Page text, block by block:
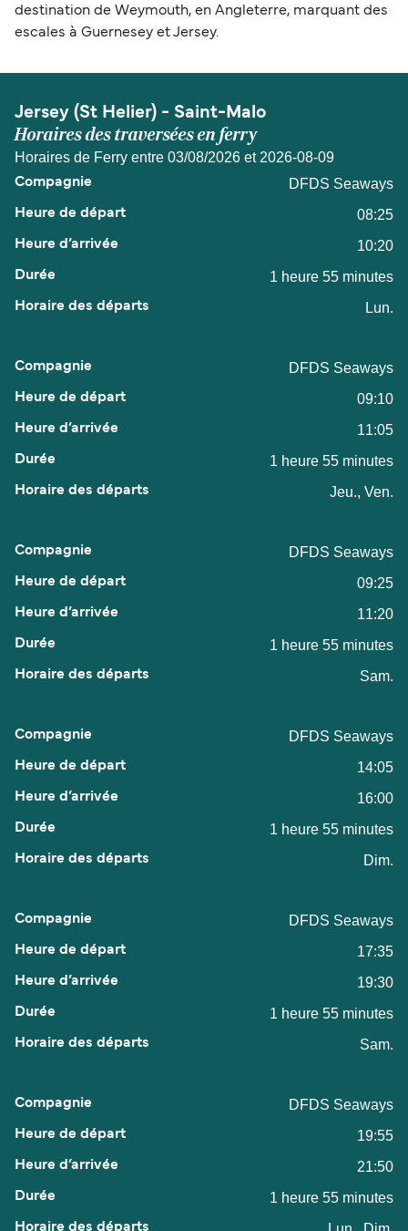
destination de Weymouth, en Angleterre, marquant des
escales à Guernesey et Jersey.
Jersey (St Helier) - Saint-Malo
Horaires des traversées en ferry
Horaires de Ferry entre 03/08/2026 et 2026-08-09
DFDS Seaways
08:25
10:20
1 heure 55 minutes
Lun.
DFDS Seaways
09:10
11:05
1 heure 55 minutes
Jeu., Ven.
DFDS Seaways
09:25
11:20
1 heure 55 minutes
Sam.
DFDS Seaways
14:05
16:00
1 heure 55 minutes
Dim.
DFDS Seaways
17:35
19:30
1 heure 55 minutes
Sam.
DFDS Seaways
19:55
21:50
1 heure 55 minutes